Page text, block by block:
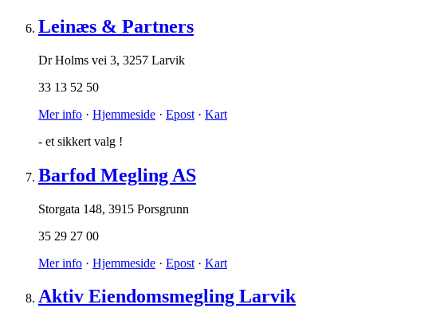
Leinæs & Partners
Dr Holms vei 3, 3257 Larvik
33 13 52 50
Mer info · Hjemmeside · Epost · Kart
- et sikkert valg !
Barfod Megling AS
Storgata 148, 3915 Porsgrunn
35 29 27 00
Mer info · Hjemmeside · Epost · Kart
Aktiv Eiendomsmegling Larvik